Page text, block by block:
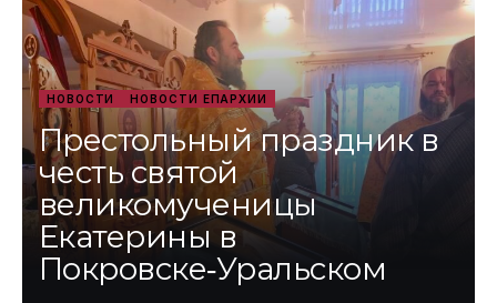
НОВОСТИ НОВОСТИ ЕПАРХИИ
Престольный праздник в
честь святой
великомученицы
Екатерины в
Покровске‑Уральском